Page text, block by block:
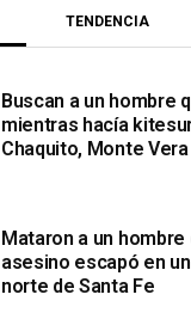
TENDENCIA
Buscan a un hombre
mientras hacía
Chaquito, Monte Vera
Mataron a un hombre
asesino escapó en
norte de Santa Fe